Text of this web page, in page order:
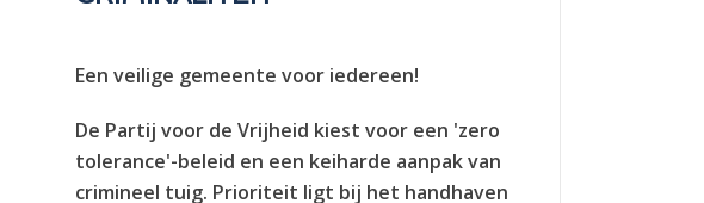
Een veilige gemeente voor iedereen!
De Partij voor de Vrijheid kiest voor een 'zero
tolerance'-beleid en een keiharde aanpak van
crimineel tuig. Prioriteit ligt bij het handhaven